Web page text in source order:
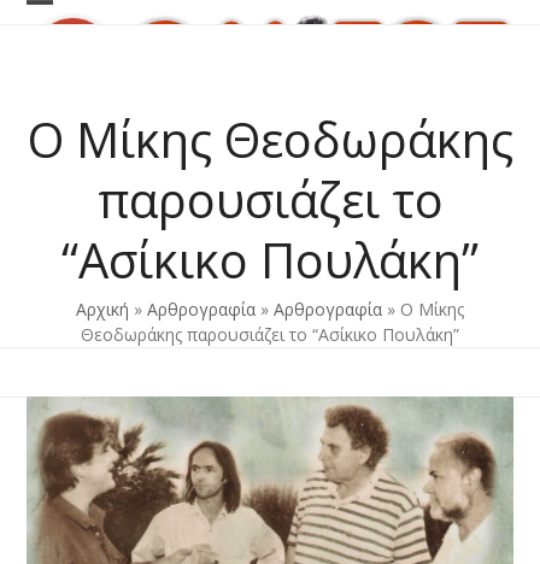
Skip
Open
Close
Ο Μίκης Θεοδωράκης
παρουσιάζει το
“Ασίκικο Πουλάκη”
Αρχική » Αρθρογραφία » Αρθρογραφία » Ο Μίκης
Θεοδωράκης παρουσιάζει το “Ασίκικο Πουλάκη”